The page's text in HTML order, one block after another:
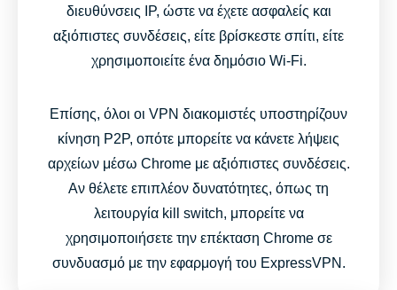
διευθύνσεις IP, ώστε να έχετε ασφαλείς και
αξιόπιστες συνδέσεις, είτε βρίσκεστε σπίτι, είτε
χρησιμοποιείτε ένα δημόσιο Wi-Fi.
Επίσης, όλοι οι VPN διακομιστές υποστηρίζουν
κίνηση P2P, οπότε μπορείτε να κάνετε λήψεις
αρχείων μέσω Chrome με αξιόπιστες συνδέσεις.
Αν θέλετε επιπλέον δυνατότητες, όπως τη
λειτουργία kill switch, μπορείτε να
χρησιμοποιήσετε την επέκταση Chrome σε
συνδυασμό με την εφαρμογή του ExpressVPN.